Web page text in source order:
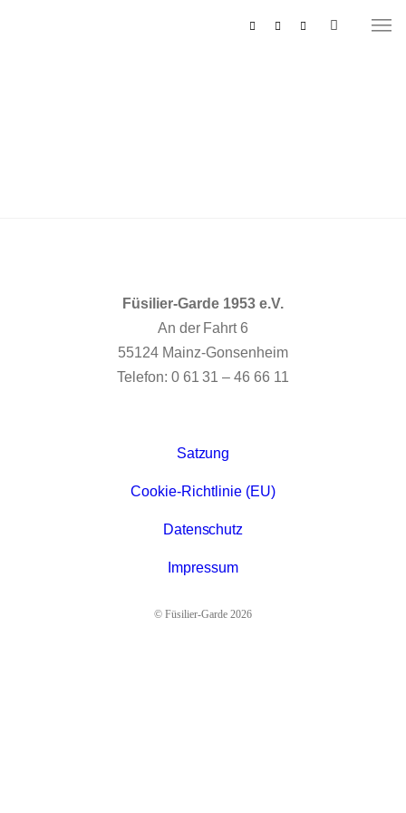
Füsilier-Garde 1953 e.V.
An der Fahrt 6
55124 Mainz-Gonsenheim
Telefon: 0 61 31 – 46 66 11
Satzung
Cookie-Richtlinie (EU)
Datenschutz
Impressum
© Füsilier-Garde 2026